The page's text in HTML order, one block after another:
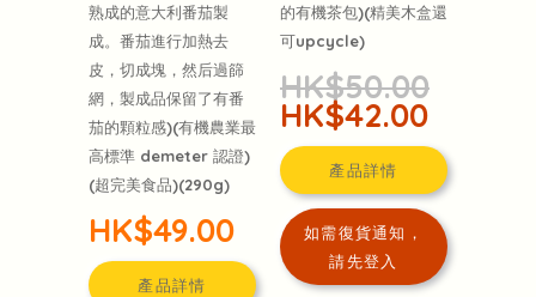
熟成的意大利番茄製
成。番茄進行加熱去
皮，切成塊，然后過篩
網，製成品保留了有番
茄的顆粒感)(有機農業最
高標準 demeter 認證)
(超完美食品)(290g)
HK$49.00
產品詳情
的有機茶包)(精美木盒還
可upcycle)
HK$50.00
HK$42.00
產品詳情
如需復貨通知，
請先登入